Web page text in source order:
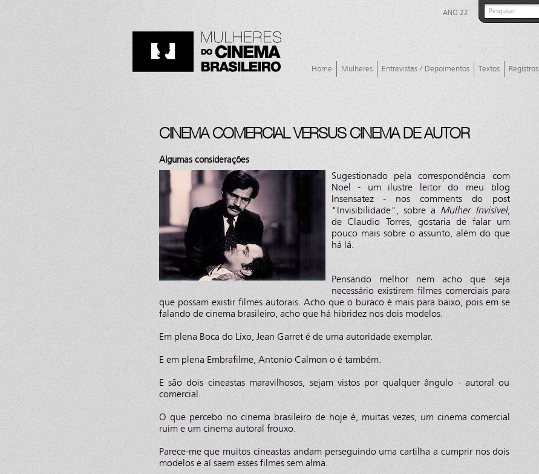
ANO 22
Home Mulheres Entrevistas / Depoimentos Textos Registros
CINEMA COMERCIAL VERSUS CINEMA DE AUTOR
Algumas considerações
Sugestionado pela correspondência com
Noel - um ilustre leitor do meu blog
Insensatez - nos comments do post
"Invisibilidade", sobre aMulher Invisível,
de Claudio Torres, gostaria de falar um
pouco mais sobre o assunto, além do que
há lá.
Pensando melhor nem acho que seja
necessário existirem filmes comerciais para
que possam existir filmes autorais. Acho que o buraco é mais para baixo, pois em se
falando de cinema brasileiro, acho que há hibridez nos dois modelos.
Em plena Boca do Lixo, Jean Garret é de uma autoridade exemplar.
E em plena Embrafilme, Antonio Calmon o é também.
E são dois cineastas maravilhosos, sejam vistos por qualquer ângulo - autoral ou
comercial.
O que percebo no cinema brasileiro de hoje é, muitas vezes, um cinema comercial
ruim e um cinema autoral frouxo.
Parece-me que muitos cineastas andam perseguindo uma cartilha a cumprir nos dois
modelos e aí saem esses filmes sem alma.